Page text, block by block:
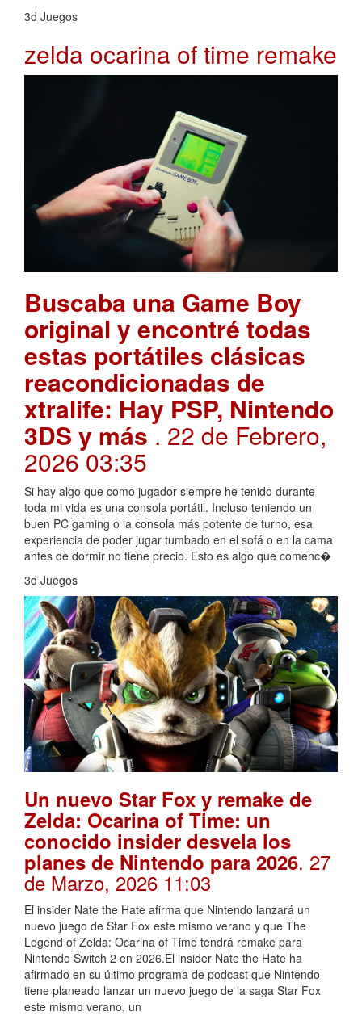
3d Juegos
zelda ocarina of time remake
Buscaba una Game Boy
original y encontré todas
estas portátiles clásicas
reacondicionadas de
xtralife: Hay PSP, Nintendo
3DS y más. 22 de Febrero,
2026 03:35
Si hay algo que como jugador siempre he tenido durante
toda mi vida es una consola portátil. Incluso teniendo un
buen PC gaming o la consola más potente de turno, esa
experiencia de poder jugar tumbado en el sofá o en la cama
antes de dormir no tiene precio. Esto es algo que comenc�
3d Juegos
Un nuevo Star Fox y remake de
Zelda: Ocarina of Time: un
conocido insider desvela los
planes de Nintendo para 2026. 27
de Marzo, 2026 11:03
El insider Nate the Hate afirma que Nintendo lanzará un
nuevo juego de Star Fox este mismo verano y que The
Legend of Zelda: Ocarina of Time tendrá remake para
Nintendo Switch 2 en 2026.El insider Nate the Hate ha
afirmado en su último programa de podcast que Nintendo
tiene planeado lanzar un nuevo juego de la saga Star Fox
este mismo verano, un